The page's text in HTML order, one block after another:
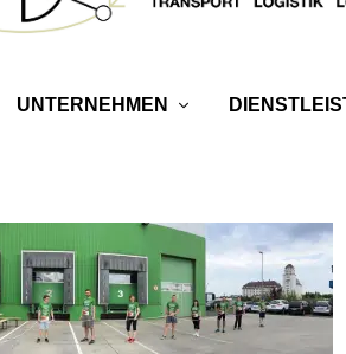
UNTERNEHMEN